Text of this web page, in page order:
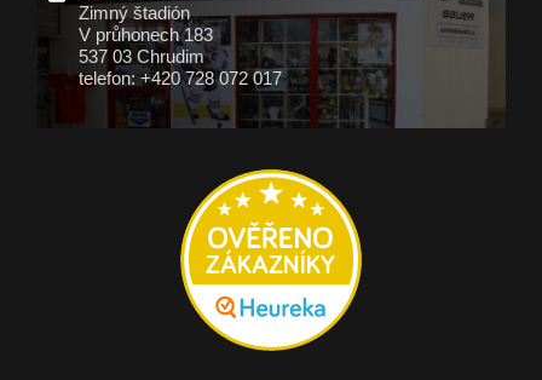
Zimný štadión
V průhonech 183
537 03 Chrudim
telefon: +420 728 072 017